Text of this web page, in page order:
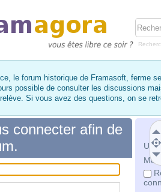
le forum historique de Framasoft, ferme
possible de consulter les discussions
Si vous avez des questions, on se
Mot
connecter afin de